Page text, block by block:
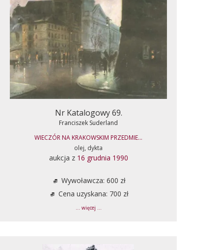
Nr Katalogowy 69.
Franciszek Suderland
WIECZÓR NA KRAKOWSKIM PRZEDMIE...
olej, dykta
aukcja z 16 grudnia 1990
Wywoławcza: 600 zł
Cena uzyskana: 700 zł
... więcej ...